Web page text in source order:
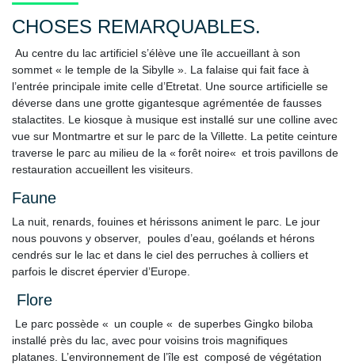
CHOSES REMARQUABLES.
Au centre du lac artificiel s’élève une île accueillant à son
sommet « le temple de la Sibylle ». La falaise qui fait face à
l’entrée principale imite celle d’Etretat. Une source artificielle se
déverse dans une grotte gigantesque agrémentée de fausses
stalactites. Le kiosque à musique est installé sur une colline avec
vue sur Montmartre et sur le parc de la Villette. La petite ceinture
traverse le parc au milieu de la « forêt noire« et trois pavillons de
restauration accueillent les visiteurs.
Faune
La nuit, renards, fouines et hérissons animent le parc. Le jour
nous pouvons y observer, poules d’eau, goélands et hérons
cendrés sur le lac et dans le ciel des perruches à colliers et
parfois le discret épervier d’Europe.
Flore
Le parc possède « un couple « de superbes Gingko biloba
installé près du lac, avec pour voisins trois magnifiques
platanes. L’environnement de l’île est composé de végétation